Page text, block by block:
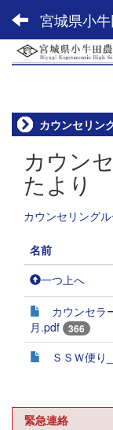
宮城県小
カウンセリン
カウン
たより
カウンセリング
名前
一つ上へ
カウンセラ
月.pdf
366
ＳＳＷ便り
緊急連絡